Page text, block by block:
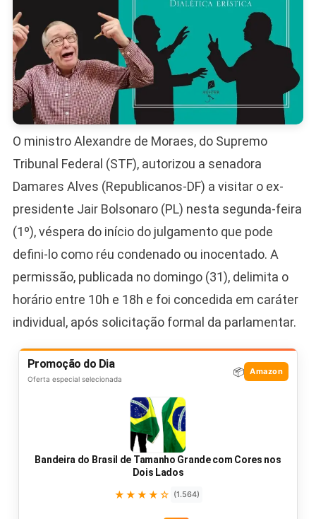
O ministro Alexandre de Moraes, do Supremo
Tribunal Federal (STF), autorizou a senadora
Damares Alves (Republicanos-DF) a visitar o ex-
presidente Jair Bolsonaro (PL) nesta segunda-feira
(1º), véspera do início do julgamento que pode
defini-lo como réu condenado ou inocentado. A
permissão, publicada no domingo (31), delimita o
horário entre 10h e 18h e foi concedida em caráter
individual, após solicitação formal da parlamentar.
Promoção do Dia
Oferta especial selecionada
📦 Amazon
Bandeira do Brasil de Tamanho Grande com Cores nos
Dois Lados
★★★★☆ (1.564)